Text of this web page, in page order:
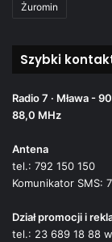
Żuromin
Szybki
Radio 7 · Mława -
88,0 MHz
Antena
tel.: 792 150 150
Komunikator SMS:
Dział promocji i
tel.: 23 689 18 88